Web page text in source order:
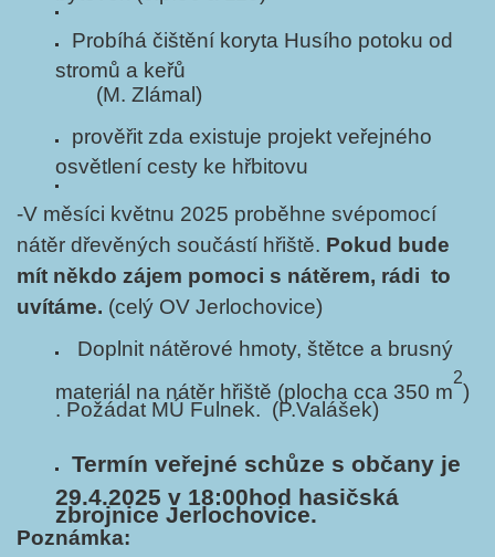
Probíhá čištění koryta Husího potoku od
stromů a keřů
(M. Zlámal)
prověřit zda existuje projekt veřejného
osvětlení cesty ke hřbitovu
-V měsíci květnu 2025 proběhne svépomocí
nátěr dřevěných součástí hřiště. Pokud bude
mít někdo zájem pomoci s nátěrem, rádi to
uvítáme. (celý OV Jerlochovice)
Doplnit nátěrové hmoty, štětce a brusný
materiál na nátěr hřiště (plocha cca 350 m
2
)
. Požádat MÚ Fulnek. (P.Valášek)
Termín veřejné schůze s občany je
29.4.2025 v 18:00hod hasičská
zbrojnice Jerlochovice.
Poznámka: